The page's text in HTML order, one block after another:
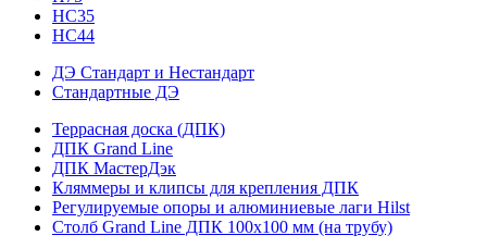
HС35
НС44
ДЭ Стандарт и Нестандарт
Стандартные ДЭ
Террасная доска (ДПК)
ДПК Grand Line
ДПК МастерДэк
Кляммеры и клипсы для крепления ДПК
Регулируемые опоры и алюминиевые лаги Hilst
Столб Grand Line ДПК 100х100 мм (на трубу)